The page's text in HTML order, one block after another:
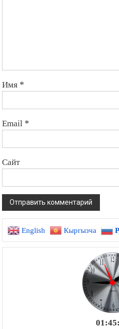
Имя *
Email *
Сайт
English Кыргызча